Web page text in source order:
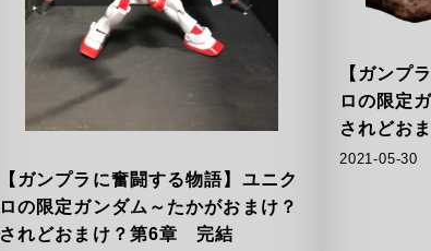
【ガンプラに奮闘する物語】ユニク
ロの限定ガンダム～たかがおまけ？
されどおまけ？第6章 完結
【ガンプ
ロの限定
されどお
2021-05-30